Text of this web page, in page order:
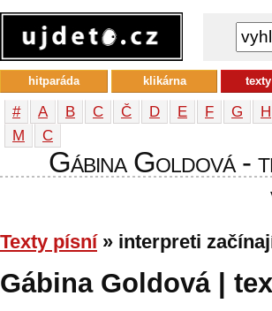
# A B C Č D E F G H
М
С
Gábina Goldová -
Texty písní» interpreti
Gábina Goldová |
hitparáda klikárna